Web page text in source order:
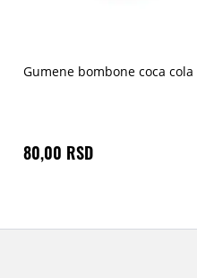
Gumene bombone coca cola
80,00 RSD